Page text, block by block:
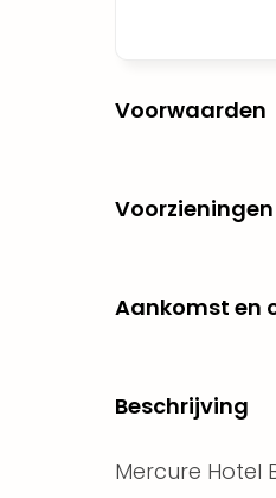
Voorwaarden
Voorzieningen
Aankomst en
Beschrijving
Mercure Hotel